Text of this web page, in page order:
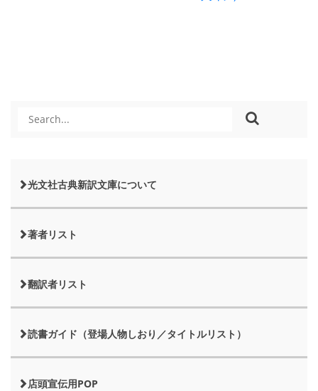
光文社古典新訳文庫について
著者リスト
翻訳者リスト
読書ガイド（登場人物しおり／タイトルリスト）
店頭宣伝用POP